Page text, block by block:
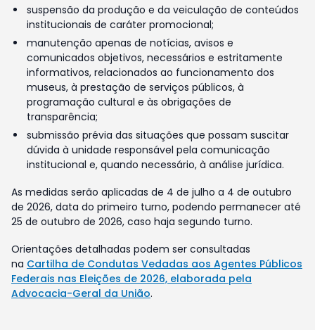
suspensão da produção e da veiculação de conteúdos
institucionais de caráter promocional;
manutenção apenas de notícias, avisos e
comunicados objetivos, necessários e estritamente
informativos, relacionados ao funcionamento dos
museus, à prestação de serviços públicos, à
programação cultural e às obrigações de
transparência;
submissão prévia das situações que possam suscitar
dúvida à unidade responsável pela comunicação
institucional e, quando necessário, à análise jurídica.
As medidas serão aplicadas de 4 de julho a 4 de outubro
de 2026, data do primeiro turno, podendo permanecer até
25 de outubro de 2026, caso haja segundo turno.
Orientações detalhadas podem ser consultadas
na Cartilha de Condutas Vedadas aos Agentes Públicos
Federais nas Eleições de 2026, elaborada pela
Advocacia-Geral da União.